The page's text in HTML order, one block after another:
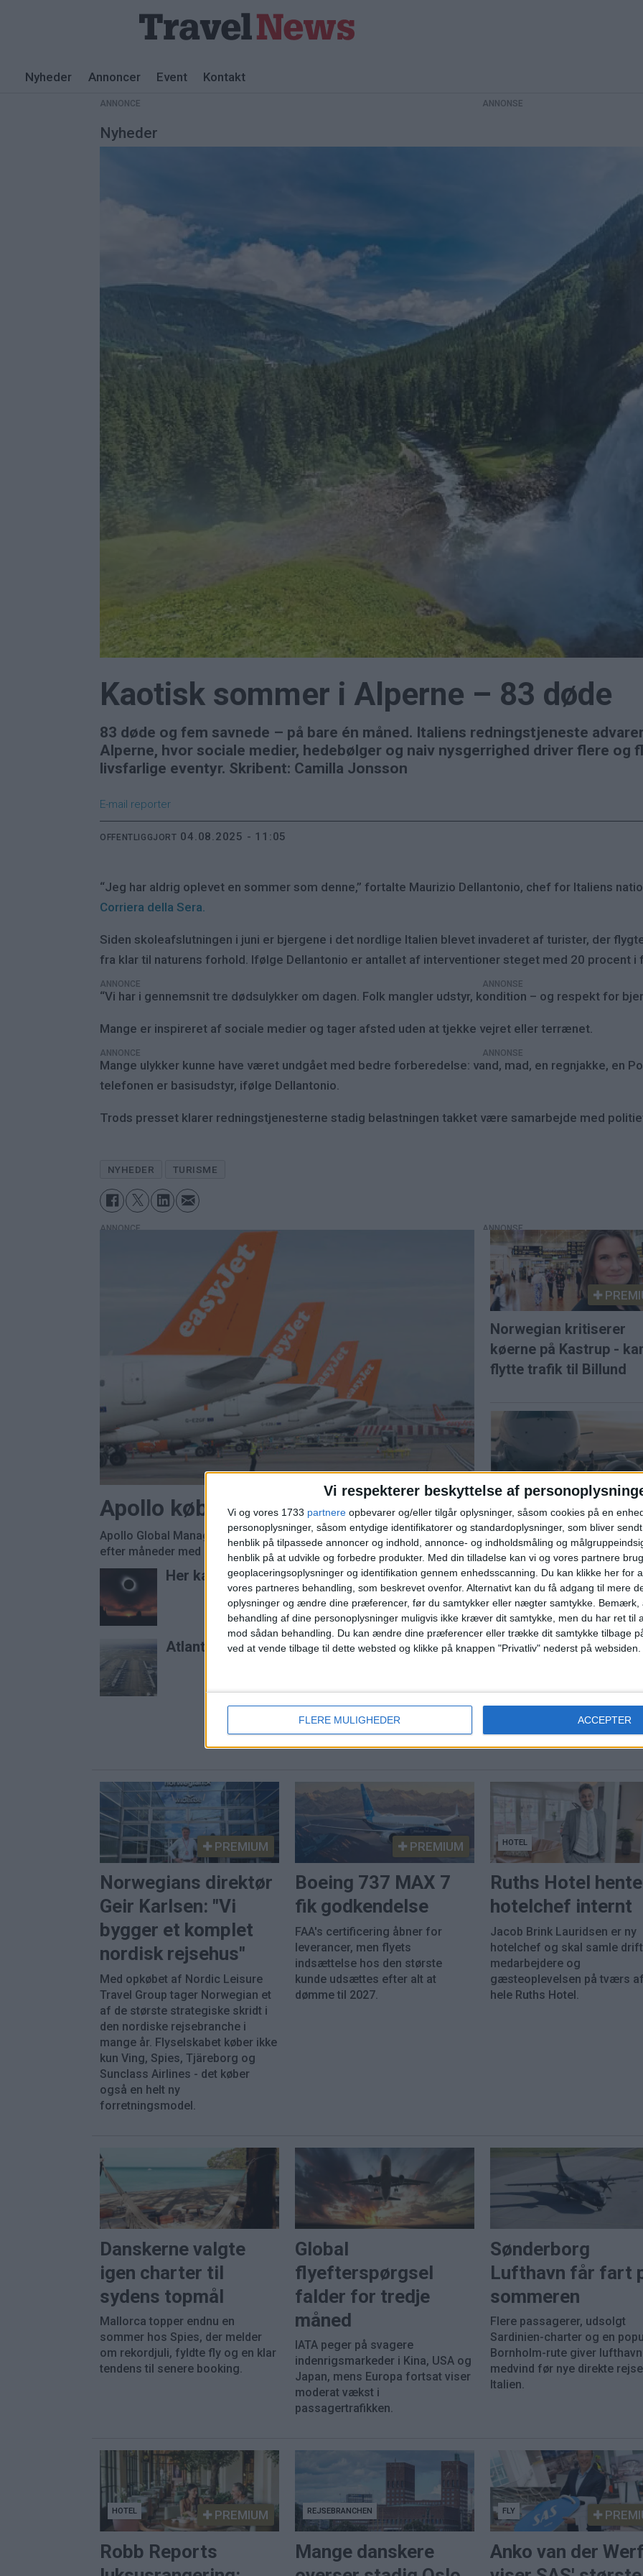
Vi respekterer beskyttelse af
Vi og vores 1733 partnere opbevarer og/eller tilgår oplysninger, såsom cookies på en
personoplysninger, såsom entydige identifikatorer og standardoplysninger, som bliver
henblik på tilpassede annoncer og indhold, annonce- og indholdsmåling og
henblik på at udvikle og forbedre produkter. Med din tilladelse kan vi og vores partnere
geoplaceringsoplysninger og identifikation gennem enhedsscanning. Du kan klikke her for
vores partneres behandling, som beskrevet ovenfor. Alternativt kan du få adgang til mere
oplysninger og ændre dine præferencer, før du samtykker eller nægter samtykke. Bemærk,
behandling af dine personoplysninger muligvis ikke kræver dit samtykke, men du har ret til
mod sådan behandling.
Du kan ændre dine præferencer eller trække dit samtykke tilbage
ved at vende tilbage til dette websted og klikke på knappen "Privatliv" nederst på websiden.
FLERE MULIGHEDER ACCEPTER
Nyheder Annoncer Event Kontakt
ANNONCE
Nyheder
Kaotisk sommer i Alperne – 83 døde
83 døde og fem savnede – på bare én måned. Italiens redningstjeneste
Alperne, hvor sociale medier, hedebølger og naiv nysgerrighed driver flere og
livsfarlige eventyr. Skribent: Camilla Jonsson
E-mail reporter
OFFENTLIGGJORT 04.08.2025 - 11:05
“Jeg har aldrig oplevet en sommer som denne,” fortalte Maurizio Dellantonio, chef for Italiens
Corriera della Sera.
Siden skoleafslutningen i juni er bjergene i det nordlige Italien blevet invaderet af turister, der
fra klar til naturens forhold. Ifølge Dellantonio er antallet af interventioner steget med 20 procent i
ANNONCE
“Vi har i gennemsnit tre dødsulykker om dagen. Folk mangler udstyr, kondition – og respekt for
Mange er inspireret af sociale medier og tager afsted uden at tjekke vejret eller terrænet.
ANNONCE
Mange ulykker kunne have været undgået med bedre forberedelse: vand, mad, en regnjakke, en
telefonen er basisudstyr, ifølge Dellantonio.
Trods presset klarer redningstjenesterne stadig belastningen takket være samarbejde med
NYHEDER TURISME
ANNONCE
Apollo køber Easyjet efter budkamp
Apollo Global Management overtager Easyjet for 5,7 milliarder pund
efter måneder med budkamp om det britiske lavprisselskab.
Her kan du opleve total solformørkelse
Atlanta er stadig verdens travleste lufthavn
Norwegian kritiserer
køerne på Kastrup -
flytte trafik til Billund
SAS var Europas
punktlige flyselskab i
juli siden pandemien
PREMIUM
Norwegians direktør
Geir Karlsen: "Vi
bygger et komplet
nordisk rejsehus"
Med opkøbet af Nordic Leisure
Travel Group tager Norwegian et
af de største strategiske skridt i
den nordiske rejsebranche i
mange år. Flyselskabet køber ikke
kun Ving, Spies, Tjäreborg og
Sunclass Airlines - det køber
også en helt ny
forretningsmodel.
PREMIUM
Boeing 737 MAX 7
fik godkendelse
FAA's certificering åbner for
leverancer, men flyets
indsættelse hos den største
kunde udsættes efter alt at
dømme til 2027.
HOTEL
Ruths Hotel
hotelchef internt
Jacob Brink Lauridsen er ny
hotelchef og skal samle
medarbejdere og
gæsteoplevelsen på tværs af
hele Ruths Hotel.
Danskerne valgte
igen charter til
sydens topmål
Mallorca topper endnu en
sommer hos Spies, der melder
om rekordjuli, fyldte fly og en klar
tendens til senere booking.
Global
flyefterspørgsel
falder for tredje
måned
IATA peger på svagere
indenrigsmarkeder i Kina, USA og
Japan, mens Europa fortsat viser
moderat vækst i
passagertrafikken.
Sønderborg
Lufthavn får fart
sommeren
Flere passagerer, udsolgt
Sardinien-charter og en
Bornholm-rute giver
medvind før nye direkte
Italien.
HOTEL PREMIUM
Robb Reports
REJSEBRANCHEN
Mange danskere
FLY
Anko van der